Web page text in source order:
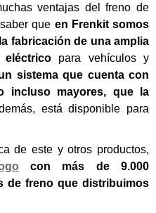
ventajas del freno de
que en Frenkit somos
fabricación de una amplia
para vehículos y
sistema que cuenta con
incluso mayores, que la
está disponible para
de este y otros productos,
con más de 9.000
de freno que distribuimos